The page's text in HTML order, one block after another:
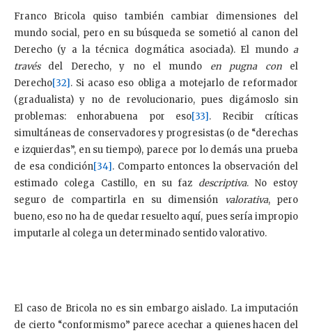
Franco Bricola quiso también cambiar dimensiones del
mundo social, pero en su búsqueda se sometió al canon del
Derecho (y a la técnica dogmática asociada). El mundo a
travésdel Derecho, y no el mundo en pugna conel
Derecho[32]. Si acaso eso obliga a motejarlo de reformador
(gradualista) y no de revolucionario, pues digámoslo sin
problemas: enhorabuena por eso[33]. Recibir críticas
simultáneas de conservadores y progresistas (o de “derechas
e izquierdas”, en su tiempo), parece por lo demás una prueba
de esa condición[34]. Comparto entonces la observación del
estimado colega Castillo, en su faz descriptiva. No estoy
seguro de compartirla en su dimensión valorativa, pero
bueno, eso no ha de quedar resuelto aquí, pues sería impropio
imputarle al colega un determinado sentido valorativo.
El caso de Bricola no es sin embargo aislado. La imputación
de cierto “conformismo” parece acechar a quienes hacen del